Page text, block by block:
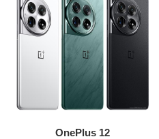
OnePlus 12